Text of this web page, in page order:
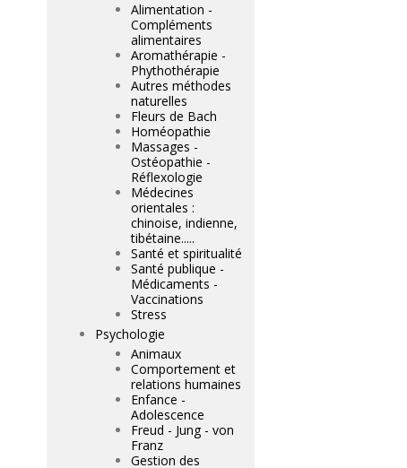
Alimentation -
Compléments
alimentaires
Aromathérapie -
Phythothérapie
Autres méthodes
naturelles
Fleurs de Bach
Homéopathie
Massages -
Ostéopathie -
Réflexologie
Médecines
orientales :
chinoise, indienne,
tibétaine.....
Santé et spiritualité
Santé publique -
Médicaments -
Vaccinations
Stress
Psychologie
Animaux
Comportement et
relations humaines
Enfance -
Adolescence
Freud - Jung - von
Franz
Gestion des